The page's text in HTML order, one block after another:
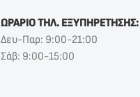
ΩΡΑΡΙΟ ΤΗΛ. ΕΞΥΠΗΡΕΤΗΣΗΣ:
Δευ-Παρ: 9:00-21:00
Σάβ: 9:00-15:00